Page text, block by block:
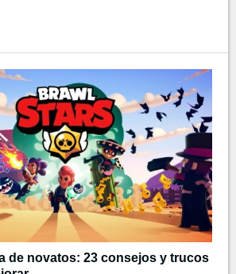
de novatos: 23 consejos y trucos